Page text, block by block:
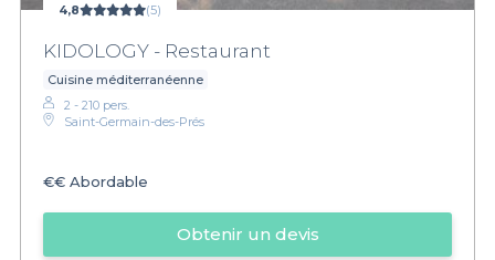
4,8 (5)
KIDOLOGY - Restaurant
Cuisine méditerranéenne
2 - 210 pers.
Saint-Germain-des-Prés
€€ Abordable
Obtenir un devis